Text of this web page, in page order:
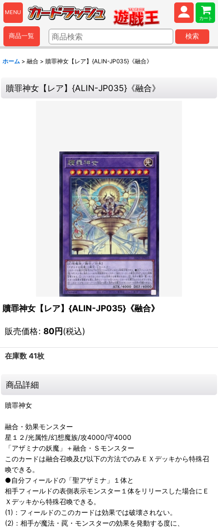
MENU
カート
商品一覧 検索
ホーム > 融合 > 贖罪神女【レア】{ALIN-JP035}《融合》
贖罪神女【レア】{ALIN-JP035}《融合》
贖罪神女【レア】{ALIN-JP035}《融合》
販売価格: 80円(税込)
在庫数 41枚
商品詳細
贖罪神女
融合・効果モンスター
星１２/光属性/幻想魔族/攻4000/守4000
「アザミナの妖魔」＋融合・Ｓモンスター
このカードは融合召喚及び以下の方法でのみＥＸデッキから特殊召
喚できる。
●自分フィールドの「聖アザミナ」１体と
相手フィールドの表側表示モンスター１体をリリースした場合にＥ
Ｘデッキから特殊召喚できる。
(1)：フィールドのこのカードは効果では破壊されない。
(2)：相手が魔法・罠・モンスターの効果を発動する度に、